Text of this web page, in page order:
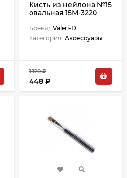
Кисть из нейлона №15
овальная 15М-3220
Бренд: Valeri-D
Категория: Аксессуары
1 120 ₽
448 ₽